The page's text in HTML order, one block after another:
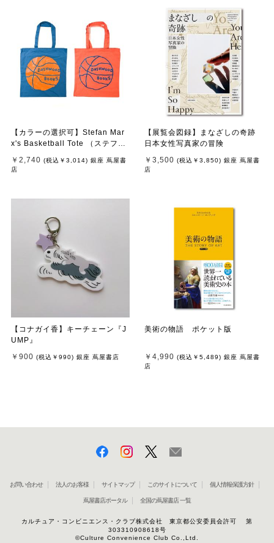
【カラーの選択可】Stefan Mar
x's Basketball Tote （ステファ
￥2,740 (税込 ￥3,014) 銀座 蔦屋書
店
【展覧会図録】まなざしの奇跡
日本女性写真家の冒険
￥3,500 (税込 ￥3,850) 銀座 蔦屋書
店
【コナガイ香】キーチェーン『J
UMP』
￥900 (税込 ￥990) 銀座 蔦屋書店
美術の物語 ポケット版
￥4,990 (税込 ￥5,489) 銀座 蔦屋書
店
お問い合わせ 法人のお客様 サイトマップ このサイトについて 個人情報保護方針
蔦屋書店ポータル 全国の蔦屋書店 一覧
カルチュア・コンビニエンス・クラブ株式会社 東京都公安委員会許可 第
303310908618号
©Culture Convenience Club Co.,Ltd.